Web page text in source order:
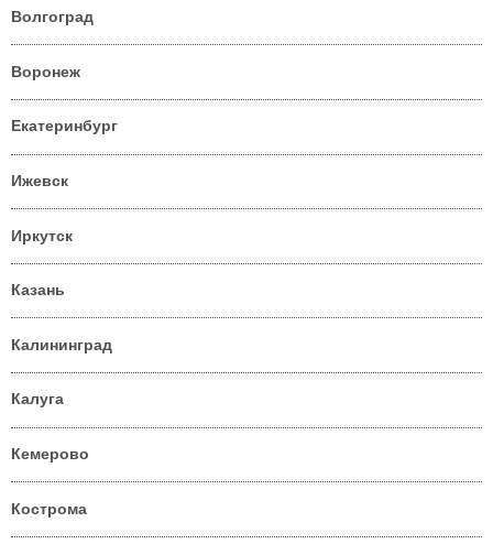
Волгоград
Воронеж
Екатеринбург
Ижевск
Иркутск
Казань
Калининград
Калуга
Кемерово
Кострома